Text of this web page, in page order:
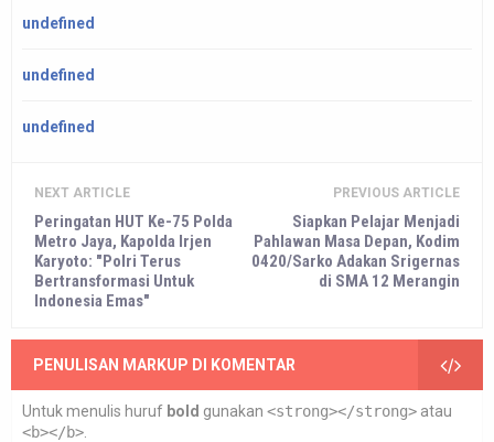
undefined
undefined
undefined
NEXT ARTICLE
Peringatan HUT Ke-75 Polda
Metro Jaya, Kapolda Irjen
Karyoto: "Polri Terus
Bertransformasi Untuk
Indonesia Emas"
PREVIOUS ARTICLE
Siapkan Pelajar Menjadi
Pahlawan Masa Depan, Kodim
0420/Sarko Adakan Srigernas
di SMA 12 Merangin
PENULISAN MARKUP DI KOMENTAR
Untuk menulis huruf bold gunakan <strong></strong> atau
<b></b>